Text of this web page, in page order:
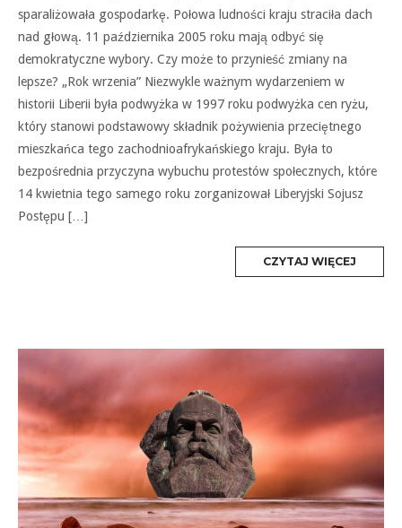
sparaliżowała gospodarkę. Połowa ludności kraju straciła dach
nad głową. 11 października 2005 roku mają odbyć się
demokratyczne wybory. Czy może to przynieść zmiany na
lepsze? „Rok wrzenia” Niezwykle ważnym wydarzeniem w
historii Liberii była podwyżka w 1997 roku podwyżka cen ryżu,
który stanowi podstawowy składnik pożywienia przeciętnego
mieszkańca tego zachodnioafrykańskiego kraju. Była to
bezpośrednia przyczyna wybuchu protestów społecznych, które
14 kwietnia tego samego roku zorganizował Liberyjski Sojusz
Postępu […]
CZYTAJ WIĘCEJ